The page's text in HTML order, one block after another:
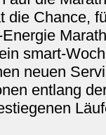
die Chance,
smart-
neuen
entlang